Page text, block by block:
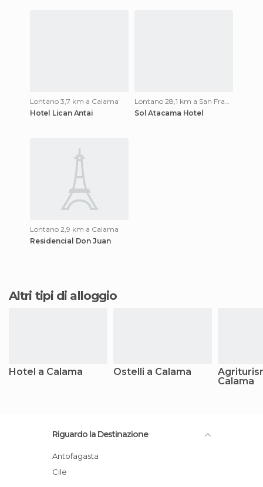
Lontano 3,7 km a Calama
Hotel Lican Antai
Sol Atacama Hotel
Lontano 2,9 km a Calama
Residencial Don Juan
Altri tipi di alloggio
Hotel a Calama Ostelli a Calama
Calama
Riguardo la Destinazione
Antofagasta
Cile